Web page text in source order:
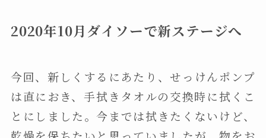
2020年10月ダイソーで新ステージへ
今回、新しくするにあたり、せっけんポンプ
は直におき、手拭きタオルの交換時に拭くこ
とにしました。今までは拭きたくないけど、